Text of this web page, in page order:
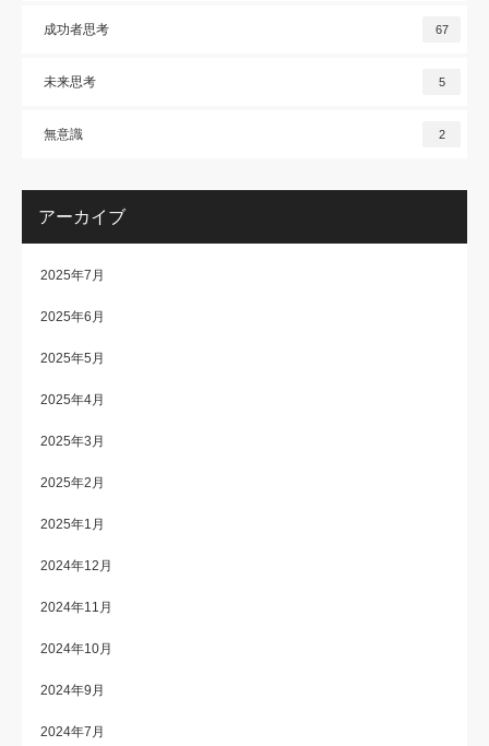
成功者思考 67
未来思考 5
無意識 2
アーカイブ
2025年7月
2025年6月
2025年5月
2025年4月
2025年3月
2025年2月
2025年1月
2024年12月
2024年11月
2024年10月
2024年9月
2024年7月